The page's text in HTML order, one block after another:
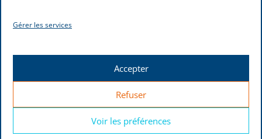
Gérer les services
Accepter
Refuser
Voir les préférences